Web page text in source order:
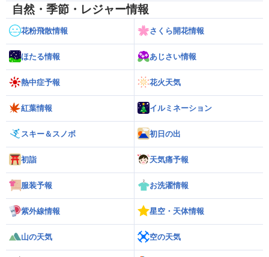
自然・季節・レジャー情報
花粉飛散情報 さくら開花情報
ほたる情報 あじさい情報
熱中症予報 花火天気
紅葉情報 イルミネーション
スキー＆スノボ 初日の出
初詣 天気痛予報
服装予報 お洗濯情報
紫外線情報 星空・天体情報
山の天気 空の天気